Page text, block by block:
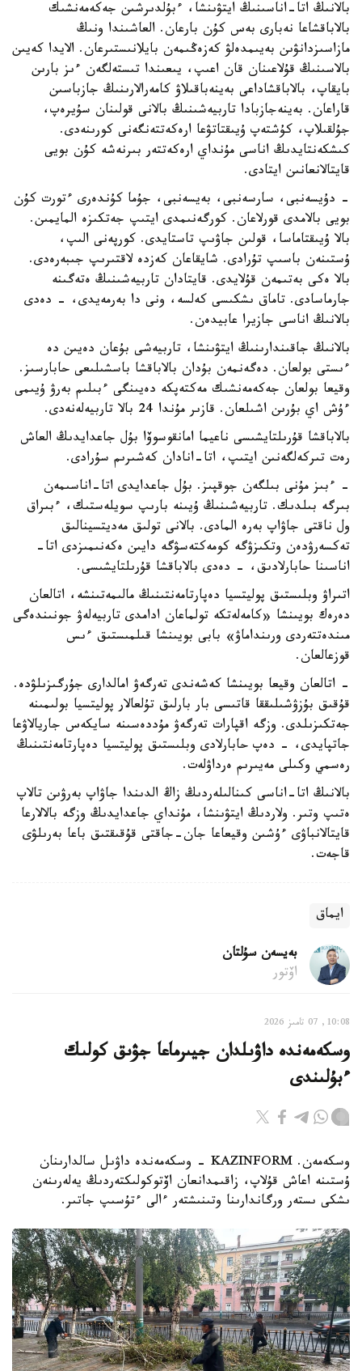
بالانىڭ اتا-اناسىنىڭ ايتۋىنشا، ءبۇلدىرشىن جەكەمەنشىك
بالاباقشاعا نەبارى بەس كۇن بارعان. العاشىندا ونىڭ
مازاسىزدانۋىن بەيىمدەلۋ كەزەڭىمەن بايلانىستىرعان. الايدا كەيىن
بالاسىنىڭ قۇلاعىنان قان اعىپ، يىعىندا تىستەلگەن ءىز بارىن
بايقاپ، بالاباقشاداعى بەينەباقىلاۋ كامەرالارىنىڭ جازباسىن
قاراعان. بەينەجازبادا تاربيەشىنىڭ بالانى قولىنان سۇيرەپ،
جۇلقىلاپ، كۇشتەپ ۇيىقتاتۋعا ارەكەتتەنگەنى كورىنەدى.
كىشكەنتايدىڭ اناسى مۇنداي ارەكەتتەر بىرنەشە كۇن بويى
قايتالانعانىن ايتادى.
- دۇيسەنبى، سارسەنبى، بەيسەنبى، جۇما كۇندەرى ءتورت كۇن
بويى بالامدى قورلاعان. كورگەنىمدى ايتىپ جەتكىزە المايمىن.
بالا ۇيىقتاماسا، قولىن جاۋىپ تاستايدى. كورپەنى الىپ،
ۇستىنەن باسىپ تۇرادى. شايقاعان كەزدە لاقتىرىپ جىبەرەدى.
بالا ەكى بەتىمەن قۇلايدى. قايتادان تاربيەشىنىڭ ەتەگىنە
جارماسادى. تاماق ىشكىسى كەلسە، ونى دا بەرمەيدى، - دەدى
بالانىڭ اناسى جازيرا عابيدەن.
بالانىڭ جاقىندارىنىڭ ايتۋىنشا، تاربيەشى بۇعان دەيىن دە
ءىستى بولعان. دەگەنمەن بۇدان بالاباقشا باسشىلىعى حابارسىز.
وقيعا بولعان جەكەمەنشىك مەكتەپكە دەيىنگى ءبىلىم بەرۋ ۇيىمى
ءۇش اي بۇرىن اشىلعان. قازىر مۇندا 24 بالا تاربيەلەنەدى.
بالاباقشا قۇرىلتايشىسى ناعيما امانقوسوۆا بۇل جاعدايدىڭ العاش
رەت تىركەلگەنىن ايتىپ، اتا-انادان كەشىرىم سۇرادى.
- ءبىز مۇنى بىلگەن جوقپىز. بۇل جاعدايدى اتا-اناسىمەن
بىرگە بىلدىك. تاربيەشىنىڭ ۇيىنە بارىپ سويلەستىك، ءبىراق
ول ناقتى جاۋاپ بەرە المادى. بالانى تولىق مەديتسينالىق
تەكسەرۋدەن وتكىزۋگە كومەكتەسۋگە دايىن ەكەنىمىزدى اتا-
اناسىنا حابارلادىق، - دەدى بالاباقشا قۇرىلتايشىسى.
اتىراۋ وبلىستىق پوليتسيا دەپارتامەنتىنىڭ مالىمەتىنشە، اتالعان
دەرەك بويىنشا «كامەلەتكە تولماعان ادامدى تاربيەلەۋ جونىندەگى
مىندەتتەردى ورىنداماۋ» بابى بويىنشا قىلمىستىق ءىس
قوزعالعان.
- اتالعان وقيعا بويىنشا كەشەندى تەرگەۋ امالدارى جۇرگىزىلۋدە.
قۇقىق بۇزۋشىلىققا قاتىسى بار بارلىق تۇلعالار پوليتسيا بولىمىنە
جەتكىزىلدى. وزگە اقپارات تەرگەۋ مۇددەسىنە سايكەس جاريالاۋعا
جاتپايدى، - دەپ حابارلادى وبلىستىق پوليتسيا دەپارتامەنتىنىڭ
رەسمي وكىلى مەيىرىم ەرداۋلەت.
بالانىڭ اتا-اناسى كىنالىلەردىڭ زاڭ الدىندا جاۋاپ بەرۋىن تالاپ
ەتىپ وتىر. ولاردىڭ ايتۋىنشا، مۇنداي جاعدايدىڭ وزگە بالالارعا
قايتالانباۋى ءۇشىن وقيعاعا جان-جاقتى قۇقىقتىق باعا بەرىلۋى
قاجەت.
ايماق
بەيسەن سۇلتان
اۆتور
10:08, 07 تامىز 2026
وسكەمەندە داۋىلدان جيىرماعا جۋىق كولىك
ءبۇلىندى
وسكەمەن. KAZINFORM - وسكەمەندە داۋىل سالدارىنان
ۇستىنە اعاش قۇلاپ، زاقىمدانعان اۆتوكولىكتەردىڭ يەلەرىنەن
ىشكى ىستەر ورگاندارىنا وتىنىشتەر ءالى ءتۇسىپ جاتىر.